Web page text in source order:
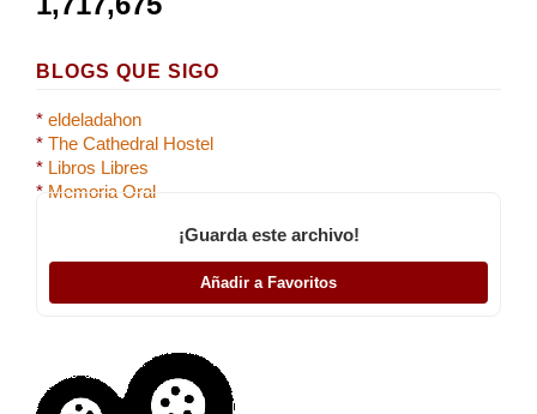
BLOGS QUE SIGO
* eldeladahon
* The Cathedral Hostel
* Libros Libres
* Memoria Oral
¡Guarda este archivo!
Añadir a Favoritos